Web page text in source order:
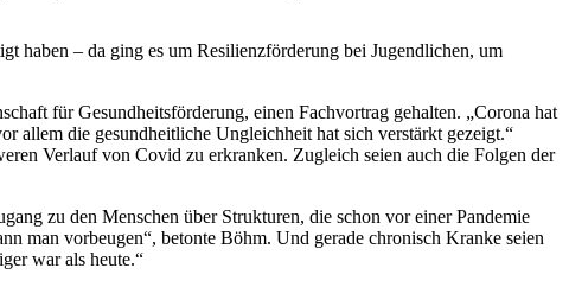
haben – da ging es um Resilienzförderung bei Jugendlichen, um
für Gesundheitsförderung, einen Fachvortrag gehalten. „Corona hat
allem die gesundheitliche Ungleichheit hat sich verstärkt gezeigt.“
Verlauf von Covid zu erkranken. Zugleich seien auch die Folgen der
zu den Menschen über Strukturen, die schon vor einer Pandemie
man vorbeugen“, betonte Böhm. Und gerade chronisch Kranke seien
war als heute.“